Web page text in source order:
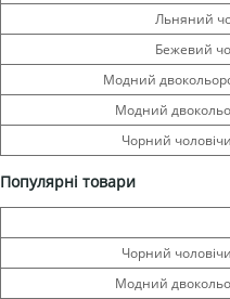
Льняний
Бежевий
Модний
Модний
Чорний
Популярні товари
Чорний
Модний